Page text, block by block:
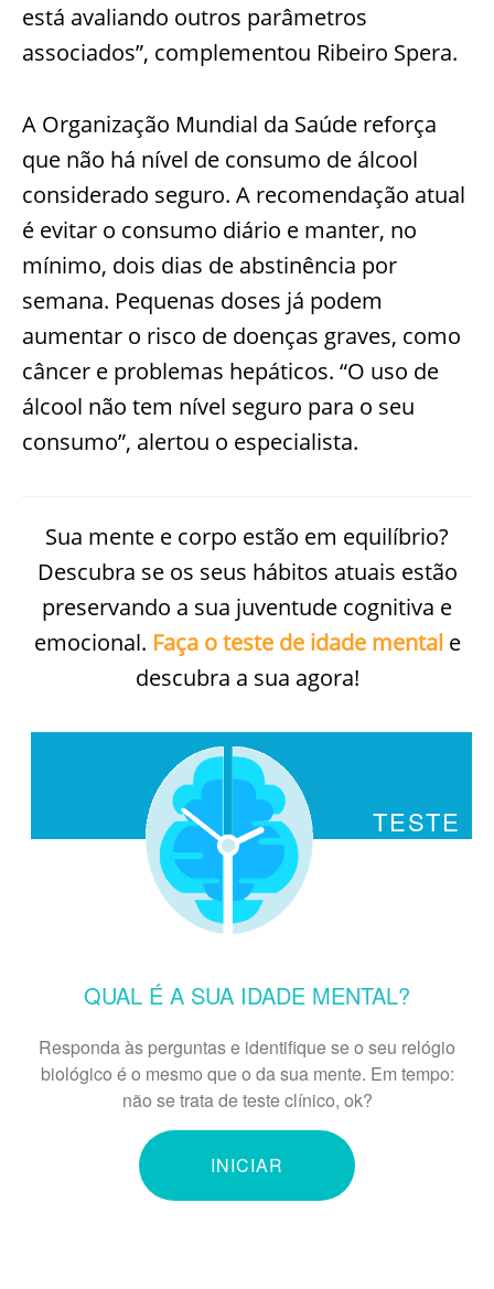
está avaliando outros parâmetros
associados”, complementou Ribeiro Spera.
A Organização Mundial da Saúde reforça
que não há nível de consumo de álcool
considerado seguro. A recomendação atual
é evitar o consumo diário e manter, no
mínimo, dois dias de abstinência por
semana. Pequenas doses já podem
aumentar o risco de doenças graves, como
câncer e problemas hepáticos. “O uso de
álcool não tem nível seguro para o seu
consumo”, alertou o especialista.
Sua mente e corpo estão em equilíbrio?
Descubra se os seus hábitos atuais estão
preservando a sua juventude cognitiva e
emocional. Faça o teste de idade mentale
descubra a sua agora!